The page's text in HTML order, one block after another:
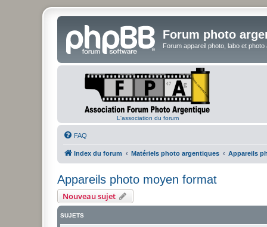
Forum photo
Forum appareil photo, labo et photo
L'association du forum
FAQ
Index du forum Matériels photo argentiques Appareils
Appareils photo moyen format
Nouveau sujet
SUJETS